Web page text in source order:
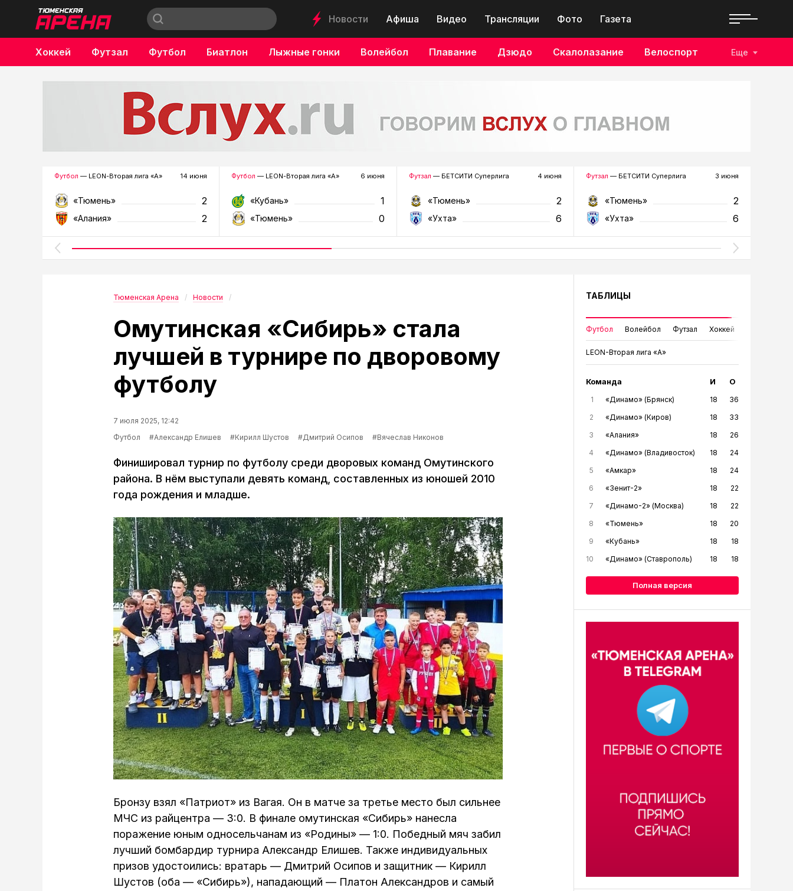
Новости Афиша Видео Трансляции Фото Газета
Хоккей Футзал Футбол Биатлон Лыжные гонки Волейбол Плавание Дзюдо Скалолазание Велоспорт
Бокс
Еще
Футбол — LEON-Вторая лига «А» 14 июня
«Тюмень» 2
«Алания» 2
Футбол — LEON-Вторая лига «А» 6 июня
«Кубань» 1
«Тюмень» 0
Футзал — БЕТСИТИ Суперлига 4 июня
«Тюмень» 2
«Ухта» 6
Футзал — БЕТСИТИ Суперлига 3 июня
«Тюмень» 2
«Ухта» 6
Тюменская Арена Новости
Омутинская «Сибирь» стала
лучшей в турнире по дворовому
футболу
7 июля 2025, 12:42
Футбол
#Александр Елишев #Кирилл Шустов #Дмитрий Осипов #Вячеслав Никонов
Финишировал турнир по футболу среди дворовых команд Омутинского
района. В нём выступали девять команд, составленных из юношей 2010
года рождения и младше.
Бронзу взял «Патриот» из Вагая. Он в матче за третье место был сильнее
МЧС из райцентра — 3:0. В финале омутинская «Сибирь» нанесла
поражение юным односельчанам из «Родины» — 1:0. Победный мяч забил
лучший бомбардир турнира Александр Елишев. Также индивидуальных
призов удостоились: вратарь — Дмитрий Осипов и защитник — Кирилл
Шустов (оба — «Сибирь»), нападающий — Платон Александров и самый
ТАБЛИЦЫ
Футбол Волейбол Футзал Хоккей
LEON-Вторая лига «А»
Команда И О
1 «Динамо» (Брянск) 18
36
2
«Динамо» (Киров) 18
33
3
«Алания» 18
26
4
«Динамо» (Владивосток) 18
24
5
«Амкар» 18
24
6
«Зенит-2» 18
22
7
«Динамо-2» (Москва) 18
22
8
«Тюмень» 18
20
9
«Кубань» 18
18
10
«Динамо» (Ставрополь) 18 18
Полная версия